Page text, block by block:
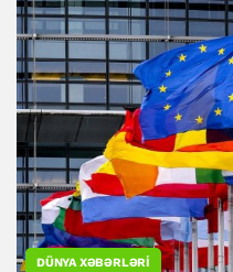
DÜNYA XƏBƏRLƏRI